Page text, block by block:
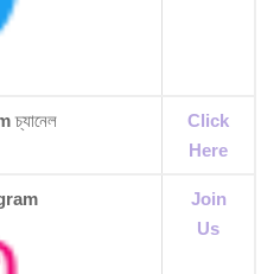
চ্যানেল
Click
Here
Join
Us